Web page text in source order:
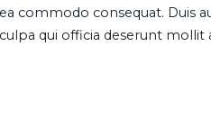
commodo consequat. Duis
qui officia deserunt